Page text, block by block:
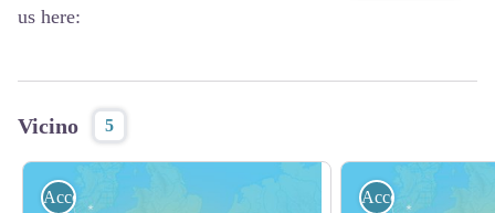
us here:
Vicino 5
Accoglienza Accoglienza